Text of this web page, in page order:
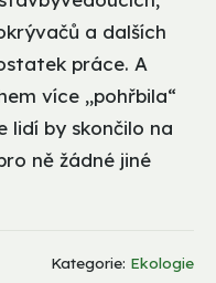
a dalších
práce. A
více „pohřbila“
lidí by skončilo na
ně žádné jiné
Kategorie: Ekologie